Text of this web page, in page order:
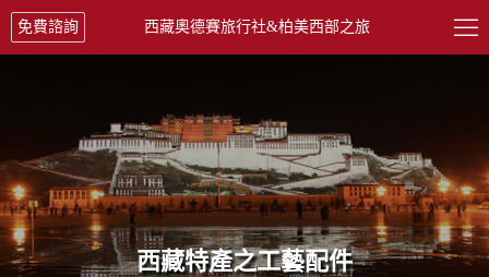

免費諮詢 西藏奧德賽旅行社&柏美西部之旅
西藏特產之工藝配件